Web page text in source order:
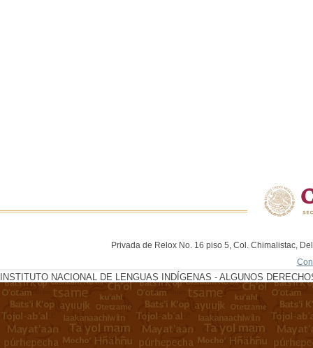
Privada de Relox No. 16 piso 5, Col. Chimalistac,
INSTITUTO NACIONAL DE LENGUAS INDÍGENAS - ALGUNOS